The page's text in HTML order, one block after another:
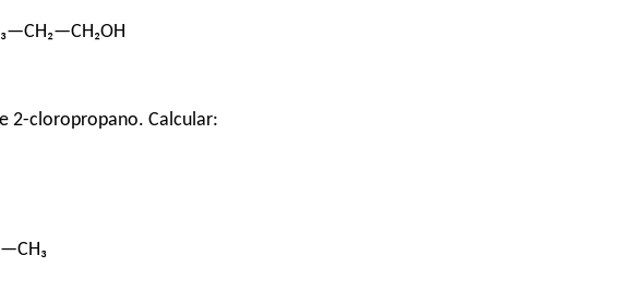
2-cloropropano. Calcular: